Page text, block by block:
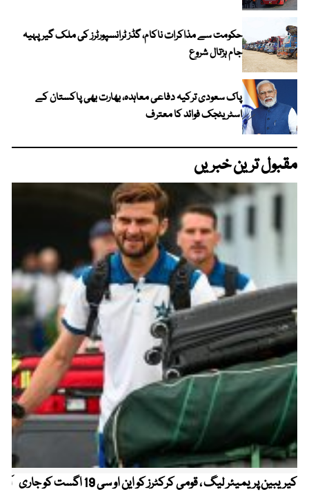
حکومت سے مذاکرات ناکام، گڈز ٹرانسپورٹرز کی ملک گیر پہیہ
جام ہڑتال شروع
پاک سعودی ترکیہ دفاعی معاہدہ، بھارت بھی پاکستان کے
اسٹریٹجک فوائد کا معترف
مقبول ترین خبریں
کیریبین پریمیئر لیگ ، قومی کرکٹرز کو این او سی 19 اگست کو جاری